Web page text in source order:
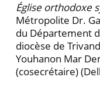
Église orthodoxe
Métropolite Dr.
du Département
diocèse de
Youhanon Mar
(cosecrétaire)